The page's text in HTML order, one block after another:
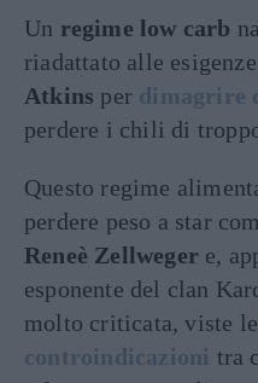
Un regime low carb
riadattato alle
Atkins per dimagrire
perdere i chili di
Questo regime
perdere peso a star
Reneè Zellweger e,
esponente del clan
molto criticata, viste le
controindicazioni tra